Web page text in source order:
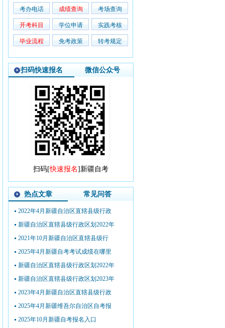
考办电话 成绩查询 考场查询
开考科目 学位申请 实践考核
毕业流程 免考政策 转考规定
扫码快速报名 微信公众号
扫码[快速报名]新疆自考
热点文章 常见问答
2022年4月新疆自治区直辖县级行政
新疆自治区直辖县级行政区划2022年
2021年10月新疆自治区直辖县级行
2025年4月新疆自考考试成绩在哪里
新疆自治区直辖县级行政区划2022年
新疆自治区直辖县级行政区划2023年
2023年4月新疆自治区直辖县级行政
2025年4月新疆维吾尔自治区自考报
2025年10月新疆自考报名入口